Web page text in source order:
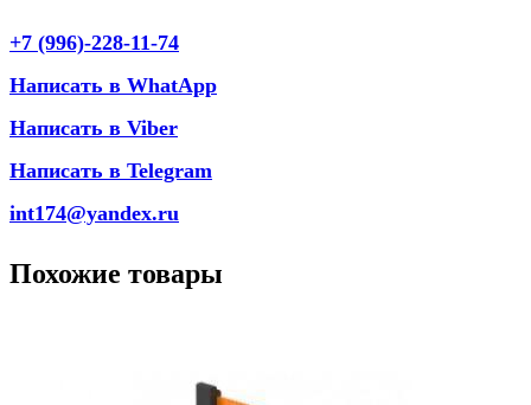
+7 (996)-228-11-74
Написать в WhatApp
Написать в Viber
Написать в Telegram
int174@yandex.ru
Похожие товары